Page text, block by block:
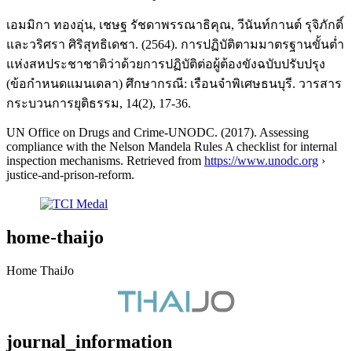
เอมมิกา ทองอุ่น, เชษฐ รัชดาพรรณาธิคุณ, วีนันท์กานต์ รุจิภักดิ์
และวริศรา ศิริสุทธิเดชา. (2564). การปฏิบัติตามมาตรฐานขั้นต่ำ
แห่งสหประชาชาติว่าด้วยการปฏิบัติต่อผู้ต้องขังฉบับปรับปรุง
(ข้อกำหนดแมนเดลา) ศึกษากรณี: เรือนจำพิเศษธนบุรี. วารสาร
กระบวนการยุติธรรม, 14(2), 17-36.
UN Office on Drugs and Crime-UNODC. (2017). Assessing
compliance with the Nelson Mandela Rules A checklist for internal
inspection mechanisms. Retrieved from https://www.unodc.org ›
justice-and-prison-reform.
home-thaijo
Home ThaiJo
journal_information